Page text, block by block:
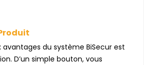
avantages du système BiSecur est
D’un simple bouton, vous